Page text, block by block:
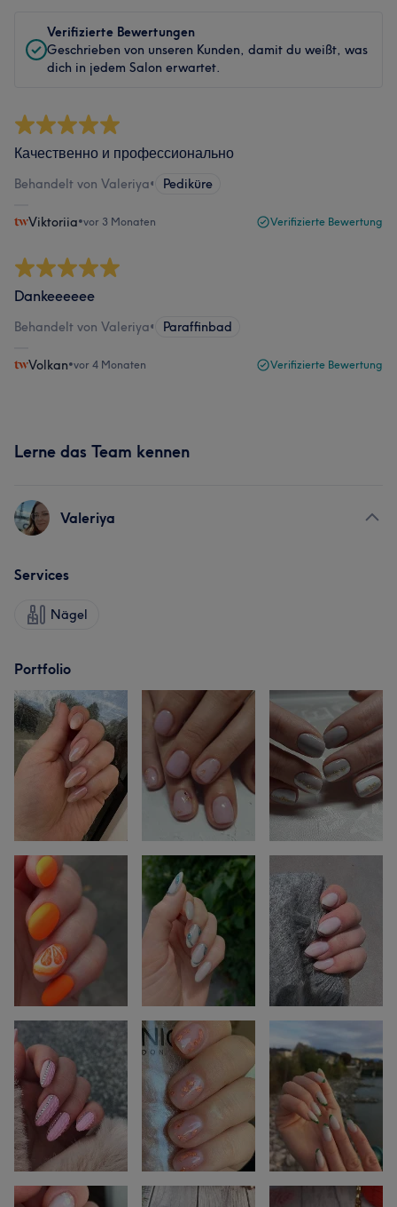
Verifizierte Bewertungen
Geschrieben von unseren Kunden, damit du weißt, was
dich in jedem Salon erwartet.
Качественно и профессионально
Behandelt von Valeriya• Pediküre
Viktoriia•vor 3 Monaten Verifizierte Bewertung
Dankeeeeee
Behandelt von Valeriya• Paraffinbad
Volkan•vor 4 Monaten Verifizierte Bewertung
Lerne das Team kennen
Valeriya
Services
Nägel
Portfolio